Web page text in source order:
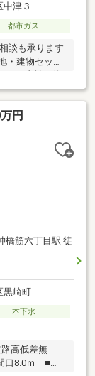
中津３
都市ガス
談も承ります
・建物セット
道8Mのゆと
分圏内の為、
通学・お出
が家族の時間
りスッキリ収
阪市立大淀中
円
橋筋六丁目駅 徒
黒崎町
本下水
高低差無
口8.0ｍ ■